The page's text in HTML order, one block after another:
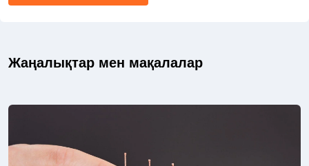
Жаңалықтар мен мақалалар